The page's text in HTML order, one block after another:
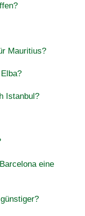
Mauritius?
Istanbul?
eine